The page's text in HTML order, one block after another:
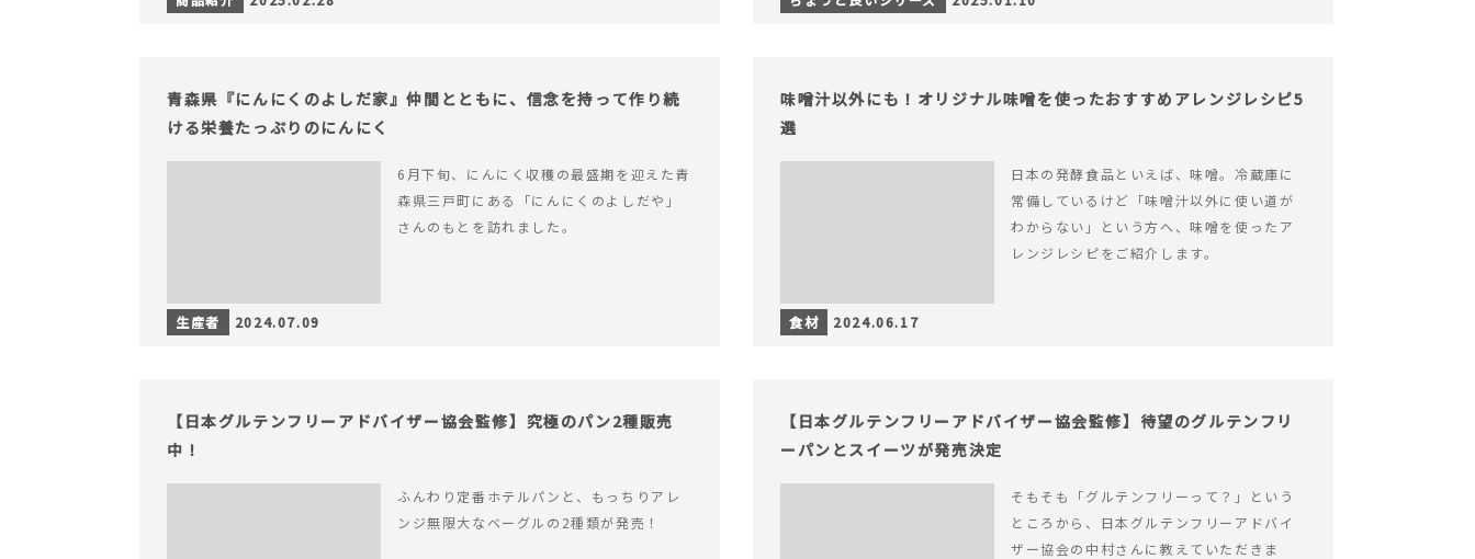
青森県『にんにくのよしだ家』仲間とともに、信念を持って作り続
ける栄養たっぷりのにんにく
6月下旬、にんにく収穫の最盛期を迎えた青
森県三戸町にある「にんにくのよしだや」
さんのもとを訪れました。
生産者 2024.07.09
味噌汁以外にも！オリジナル味噌を使ったおすすめアレンジレシピ5
選
日本の発酵食品といえば、味噌。冷蔵庫に
常備しているけど「味噌汁以外に使い道が
わからない」という方へ、味噌を使ったア
レンジレシピをご紹介します。
食材 2024.06.17
【日本グルテンフリーアドバイザー協会監修】究極のパン2種販売
中！
ふんわり定番ホテルパンと、もっちりアレ
ンジ無限大なベーグルの2種類が発売！
【日本グルテンフリーアドバイザー協会監修】待望のグルテンフリ
ーパンとスイーツが発売決定
そもそも「グルテンフリーって？」という
ところから、日本グルテンフリーアドバイ
ザー協会の中村さんに教えていただきま